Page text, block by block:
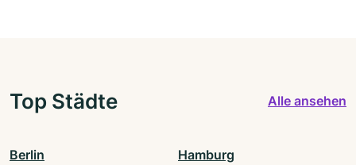
Top Städte Alle ansehen
Berlin Hamburg